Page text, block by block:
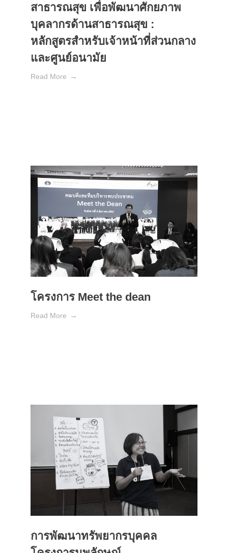
สาธารณสุข เพื่อพัฒนาศักยภาพ
บุคลากรด้านสาธารณสุข :
หลักสูตรสำหรับเจ้าหน้าที่ส่วนกลาง
และศูนย์อนามัย
Read More
โครงการ Meet the dean
Read More
การพัฒนาทรัพยากรบุคคล